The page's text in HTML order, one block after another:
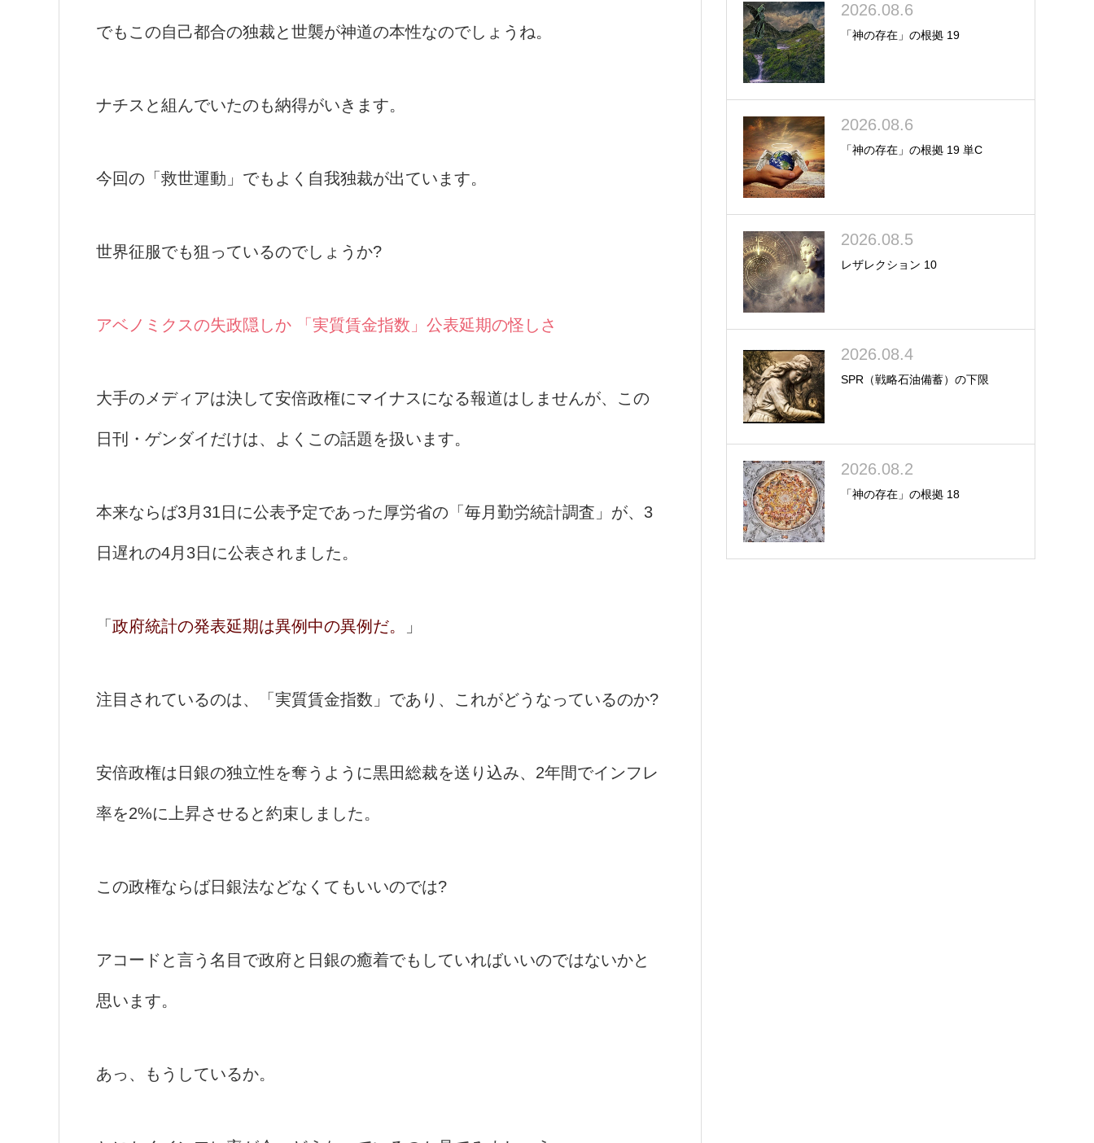
でもこの自己都合の独裁と世襲が神道の本性なのでしょうね。
ナチスと組んでいたのも納得がいきます。
今回の「救世運動」でもよく自我独裁が出ています。
世界征服でも狙っているのでしょうか?
アベノミクスの失政隠しか 「実質賃金指数」公表延期の怪しさ
大手のメディアは決して安倍政権にマイナスになる報道はしませんが、この
日刊・ゲンダイだけは、よくこの話題を扱います。
本来ならば3月31日に公表予定であった厚労省の「毎月勤労統計調査」が、3
日遅れの4月3日に公表されました。
「政府統計の発表延期は異例中の異例だ。 」
注目されているのは、「実質賃金指数」であり、これがどうなっているのか?
安倍政権は日銀の独立性を奪うように黒田総裁を送り込み、2年間でインフレ
率を2%に上昇させると約束しました。
この政権ならば日銀法などなくてもいいのでは?
アコードと言う名目で政府と日銀の癒着でもしていればいいのではないかと
思います。
あっ、もうしているか。
2026.08.6
「神の存在」の根拠 19
2026.08.6
「神の存在」の根拠 19 単C
2026.08.5
レザレクション 10
2026.08.4
SPR（戦略石油備蓄）の下限
2026.08.2
「神の存在」の根拠 18